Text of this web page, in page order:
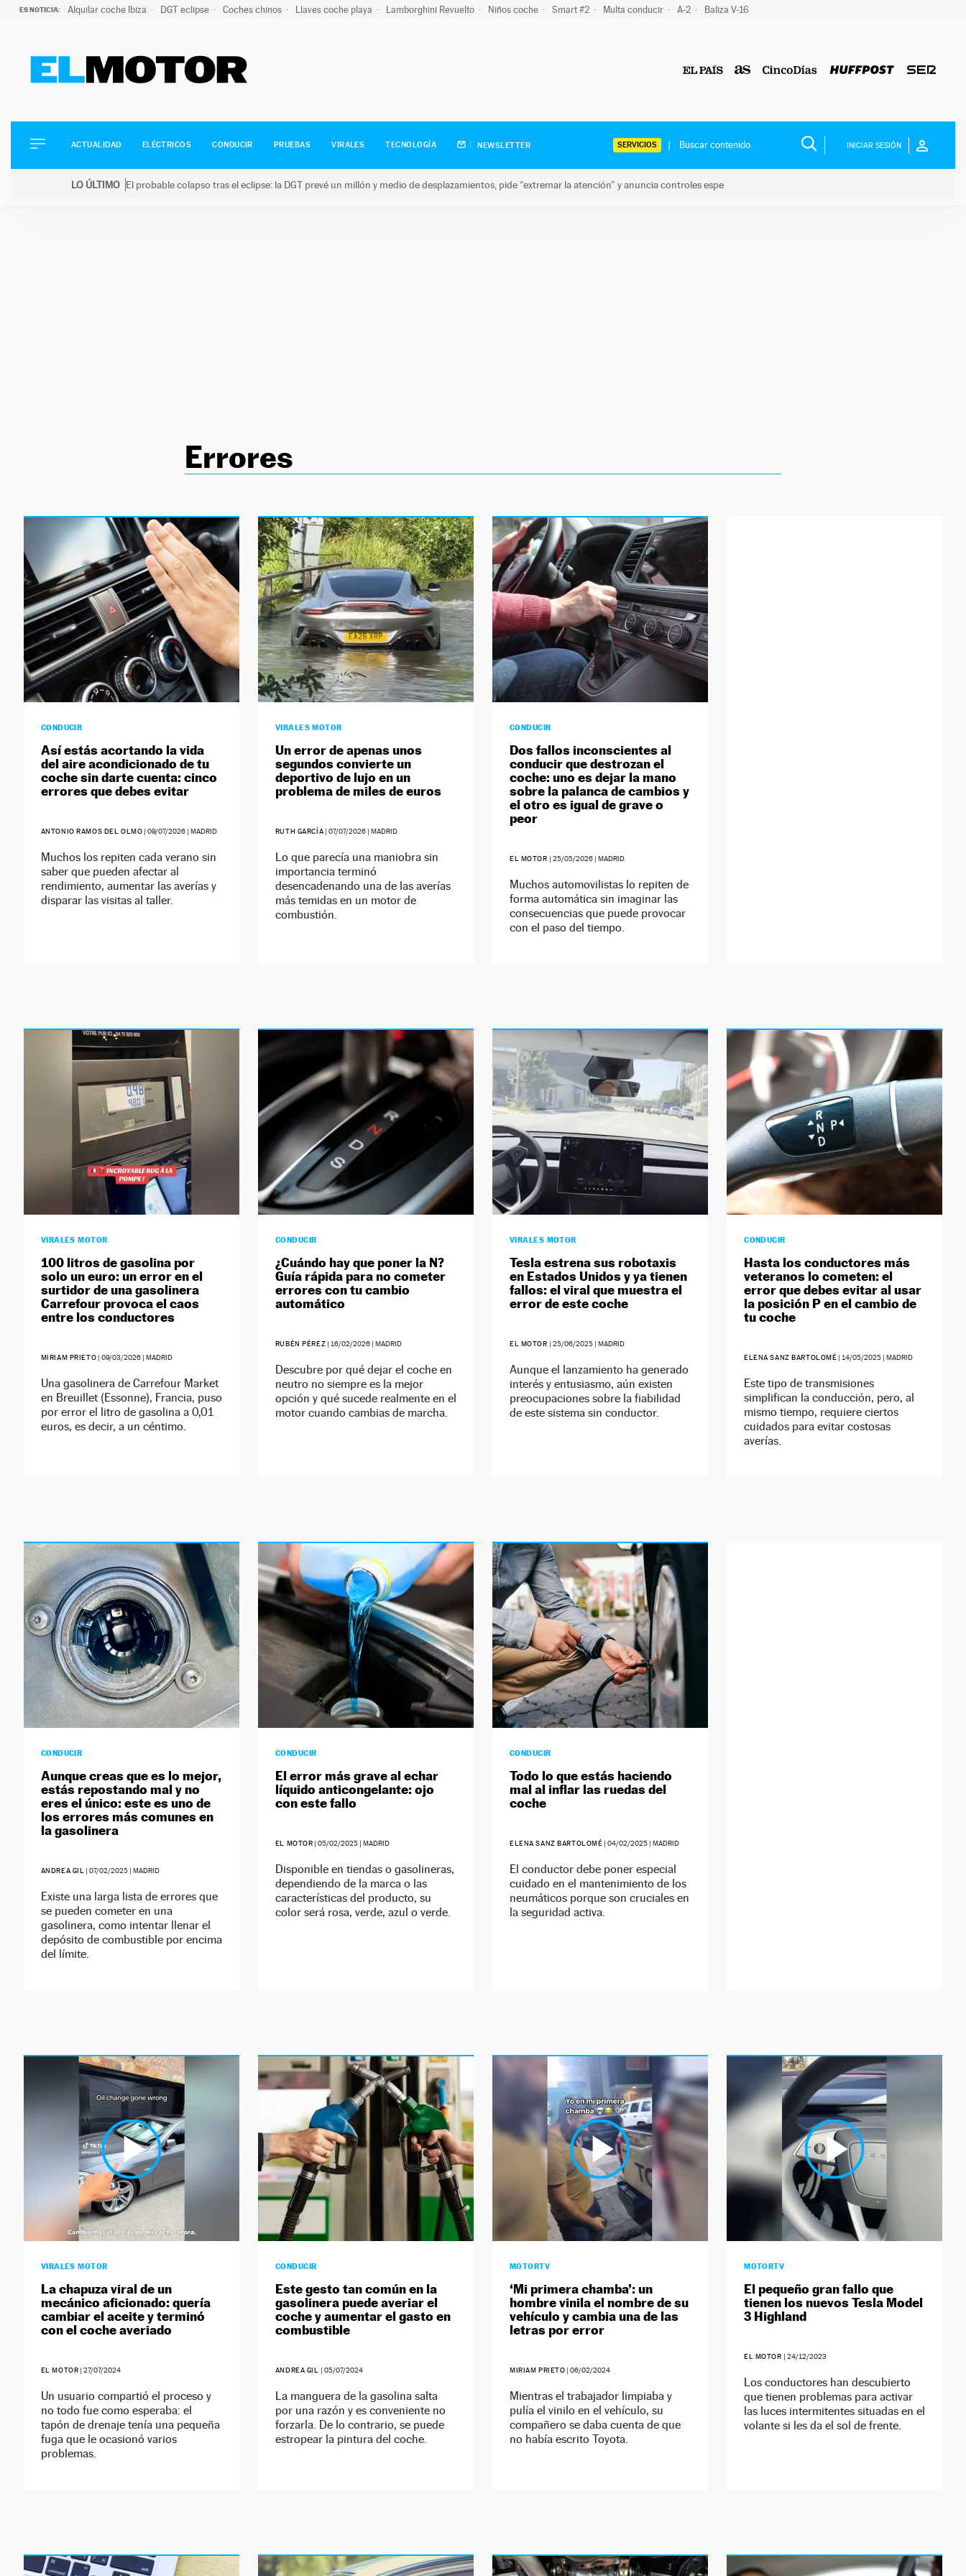
ES NOTICIA: Alquilar coche Ibiza DGT eclipse Coches chinos Llaves coche playa Lamborghini Revuelto Niños coche Smart #2 Multa conducir A-2 Baliza V-16
ELÉCTRICOS
CONDUCIR
ACTUALIDAD ELÉCTRICOS CONDUCIR PRUEBAS VIRALES TECNOLOGÍA NEWSLETTER SERVICIOS INICIAR SESIÓN
LO ÚLTIMO El probable colapso tras el eclipse: la DGT prevé un millón y medio de desplazamientos, pide “extremar la atención” y anuncia controles espe
Errores
CONDUCIR
Así estás acortando la vida
del aire acondicionado de tu
coche sin darte cuenta: cinco
errores que debes evitar
ANTONIO RAMOS DEL OLMO |09/07/2026 | MADRID
Muchos los repiten cada verano sin
saber que pueden afectar al
rendimiento, aumentar las averías y
disparar las visitas al taller.
VIRALES MOTOR
Un error de apenas unos
segundos convierte un
deportivo de lujo en un
problema de miles de euros
RUTH GARCÍA |07/07/2026 | MADRID
Lo que parecía una maniobra sin
importancia terminó
desencadenando una de las averías
más temidas en un motor de
combustión.
CONDUCIR
Dos fallos inconscientes al
conducir que destrozan el
coche: uno es dejar la mano
sobre la palanca de cambios y
el otro es igual de grave o
peor
EL MOTOR | 25/05/2026| MADRID
Muchos automovilistas lo repiten de
forma automática sin imaginar las
consecuencias que puede provocar
con el paso del tiempo.
VIRALES MOTOR
100 litros de gasolina por
solo un euro: un error en el
surtidor de una gasolinera
Carrefour provoca el caos
entre los conductores
MIRIAM PRIETO |09/03/2026 | MADRID
Una gasolinera de Carrefour Market
en Breuillet (Essonne), Francia, puso
por error el litro de gasolina a 0,01
euros, es decir, a un céntimo.
CONDUCIR
¿Cuándo hay que poner la N?
Guía rápida para no cometer
errores con tu cambio
automático
RUBÉN PÉREZ | 16/02/2026 | MADRID
Descubre por qué dejar el coche en
neutro no siempre es la mejor
opción y qué sucede realmente en el
motor cuando cambias de marcha.
VIRALES MOTOR
Tesla estrena sus robotaxis
en Estados Unidos y ya tienen
fallos: el viral que muestra el
error de este coche
EL MOTOR | 25/06/2025| MADRID
Aunque el lanzamiento ha generado
interés y entusiasmo, aún existen
preocupaciones sobre la fiabilidad
de este sistema sin conductor.
CONDUCIR
Hasta los conductores más
veteranos lo cometen: el
error que debes evitar al usar
la posición P en el cambio de
tu coche
ELENA SANZ BARTOLOMÉ | 14/05/2025 | MADRID
Este tipo de transmisiones
simplifican la conducción, pero, al
mismo tiempo, requiere ciertos
cuidados para evitar costosas
averías.
CONDUCIR
Aunque creas que es lo mejor,
estás repostando mal y no
eres el único: este es uno de
los errores más comunes en
la gasolinera
ANDREA GIL |07/02/2025 | MADRID
Existe una larga lista de errores que
se pueden cometer en una
gasolinera, como intentar llenar el
depósito de combustible por encima
del límite.
CONDUCIR
El error más grave al echar
líquido anticongelante: ojo
con este fallo
EL MOTOR |05/02/2025 | MADRID
Disponible en tiendas o gasolineras,
dependiendo de la marca o las
características del producto, su
color será rosa, verde, azul o verde.
CONDUCIR
Todo lo que estás haciendo
mal al inflar las ruedas del
coche
ELENA SANZ BARTOLOMÉ |04/02/2025 | MADRID
El conductor debe poner especial
cuidado en el mantenimiento de los
neumáticos porque son cruciales en
la seguridad activa.
VIRALES MOTOR
La chapuza viral de un
mecánico aficionado: quería
cambiar el aceite y terminó
con el coche averiado
EL MOTOR |27/07/2024
Un usuario compartió el proceso y
no todo fue como esperaba: el
tapón de drenaje tenía una pequeña
fuga que le ocasionó varios
problemas.
CONDUCIR
Este gesto tan común en la
gasolinera puede averiar el
coche y aumentar el gasto en
combustible
ANDREA GIL | 05/07/2024
La manguera de la gasolina salta
por una razón y es conveniente no
forzarla. De lo contrario, se puede
estropear la pintura del coche.
MOTORTV
‘Mi primera chamba’: un
hombre vinila el nombre de su
vehículo y cambia una de las
letras por error
MIRIAM PRIETO |06/02/2024
Mientras el trabajador limpiaba y
pulía el vinilo en el vehículo, su
compañero se daba cuenta de que
no había escrito Toyota.
MOTORTV
El pequeño gran fallo que
tienen los nuevos Tesla Model
3 Highland
EL MOTOR | 24/12/2023
Los conductores han descubierto
que tienen problemas para activar
las luces intermitentes situadas en el
volante si les da el sol de frente.